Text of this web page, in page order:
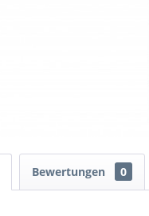
Bewertungen 0